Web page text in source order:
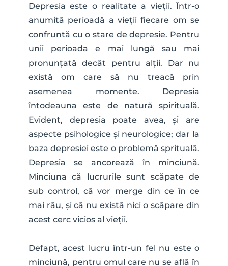
Depresia este o realitate a vieții. Într-o
anumită perioadă a vieții fiecare om se
confruntă cu o stare de depresie. Pentru
unii perioada e mai lungă sau mai
pronunțată decât pentru alții. Dar nu
există om care să nu treacă prin
asemenea momente. Depresia
întodeauna este de natură spirituală.
Evident, depresia poate avea, și are
aspecte psihologice și neurologice; dar la
baza depresiei este o problemă sprituală.
Depresia se ancorează în minciună.
Minciuna că lucrurile sunt scăpate de
sub control, că vor merge din ce în ce
mai rău, și că nu există nici o scăpare din
acest cerc vicios al vieții.
Defapt, acest lucru într-un fel nu este o
minciună, pentru omul care nu se află în